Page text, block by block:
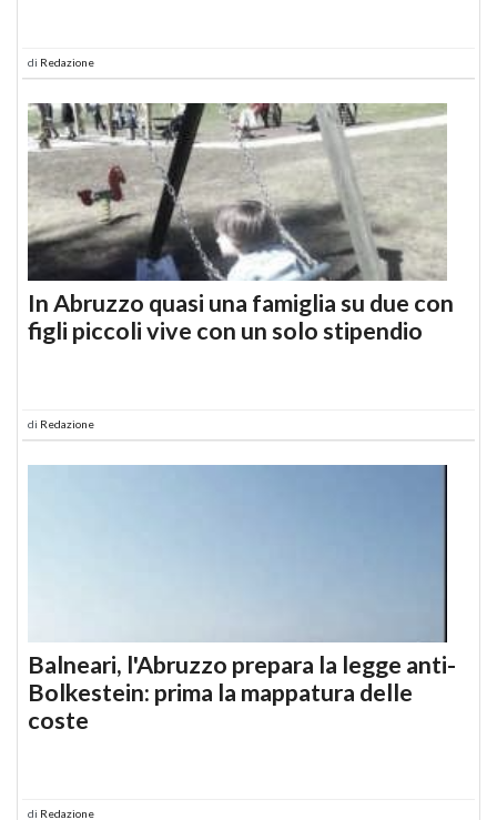
di Redazione
In Abruzzo quasi una famiglia su due con
figli piccoli vive con un solo stipendio
di Redazione
Balneari, l'Abruzzo prepara la legge anti-
Bolkestein: prima la mappatura delle
coste
di Redazione